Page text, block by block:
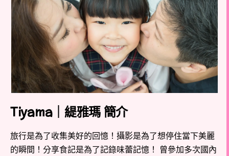
Tiyama｜緹雅瑪 簡介
旅行是為了收集美好的回憶！攝影是為了想停住當下美麗
的瞬間！分享食記是為了記錄味蕾記憶！ 曾參加多次國內